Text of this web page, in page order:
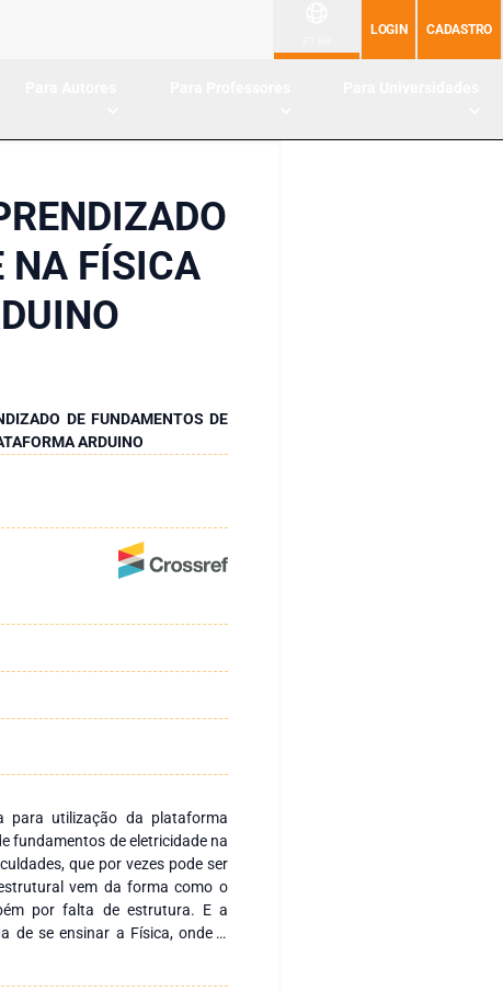
LOGIN CADASTRO
NA FÍSICA
DE FUNDAMENTOS DE
ARDUINO
para utilização da plataforma
fundamentos de eletricidade na
que por vezes pode ser
vem da forma como o
por falta de estrutura. E a
de se ensinar a Física, onde o
e os alunos apenas